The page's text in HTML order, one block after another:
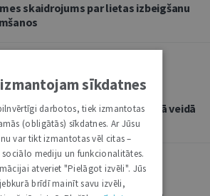
skaidrojums par lietas izbeigšanu
VALSTS INSPEKCIJA
2025
datu apstrāde audiovizuālā veidā
2025
sīkdatnes
darbotos, tiek izmantotas
(obligātās) sīkdatnes. Ar Jūsu
var tikt izmantotas vēl citas –
mediju un funkcionalitātes.
atveriet "Pielāgot izvēli". Jūs
brīdī mainīt savu izvēli,